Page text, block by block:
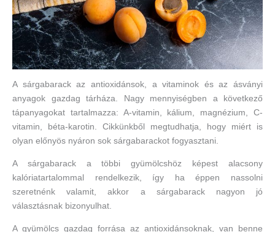
A sárgabarack az antioxidánsok, a vitaminok és az ásványi
anyagok gazdag tárháza. Nagy mennyiségben a következő
tápanyagokat tartalmazza: A-vitamin, kálium, magnézium, C-
vitamin, béta-karotin. Cikkünkből megtudhatja, hogy miért is
olyan előnyös nyáron sok sárgabarackot fogyasztani.
A sárgabarack a többi gyümölcshöz képest alacsony
kalóriatartalommal rendelkezik, így ha éppen nassolni
szeretnénk valamit, akkor a sárgabarack nagyon jó
választásnak bizonyulhat.
A gyümölcs gazdag forrása az antioxidánsoknak, van benne